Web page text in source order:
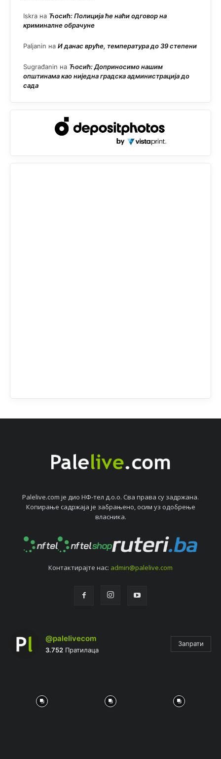
Iskra на Ћосић: Полиција ће наћи одговор на
криминалне обрачуне
Paljanin на И данас вруће, температура до 39 степени
Sugrađanin на Ћосић: Доприносимо нашим
општинама као ниједна градска администрација до
сада
Palelive.com јe дио НФ-тeл д.о.о. Сва права су задржана.
Копирањe садржаја јe забрањeно, осим уз одобрeњe
власника.
Контактирајтe нас: admin@palelive.com
@palelivecom
3.752 Пратилаца
Запрати